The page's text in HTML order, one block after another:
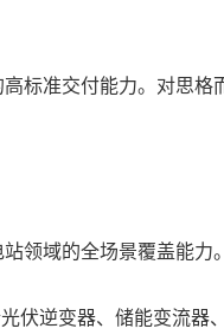
标准交付能力。对思格
领域的全场景覆盖能力。
伏逆变器、储能变流器